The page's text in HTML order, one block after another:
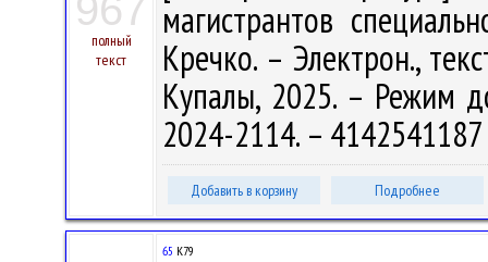
967
полный
текст
магистрантов
Кречко. – Электрон.,
Купалы, 2025. – Режим
2024-2114. –
Добавить в корзину Подробнее
65 К79